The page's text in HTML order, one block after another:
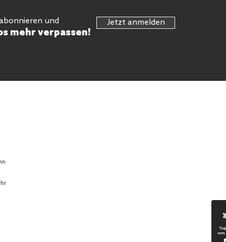
und
mehr verpassen!
Jetzt anmelden